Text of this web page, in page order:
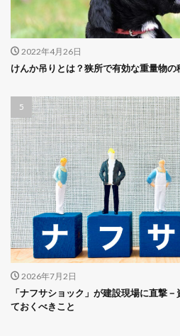
2022年4月26日
けんか吊りとは？狭所で有効な重量物の
2026年7月2日
「ナフサショック」が建設現場に直撃
ておくべきこと